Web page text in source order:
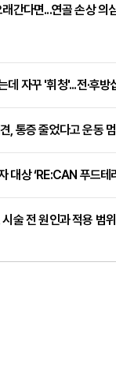
간다면...연골 손상 의
대상 ‘RE:CAN 푸드테